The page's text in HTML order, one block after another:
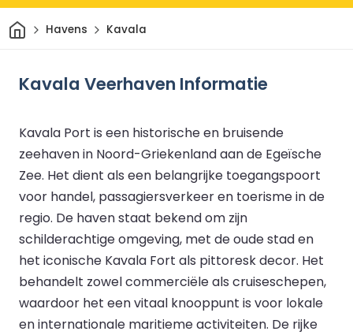
ThuisHavens Kavala
Kavala Veerhaven Informatie
Kavala Port is een historische en bruisende
zeehaven in Noord-Griekenland aan de Egeïsche
Zee. Het dient als een belangrijke toegangspoort
voor handel, passagiersverkeer en toerisme in de
regio. De haven staat bekend om zijn
schilderachtige omgeving, met de oude stad en
het iconische Kavala Fort als pittoresk decor. Het
behandelt zowel commerciële als cruiseschepen,
waardoor het een vitaal knooppunt is voor lokale
en internationale maritieme activiteiten. De rijke